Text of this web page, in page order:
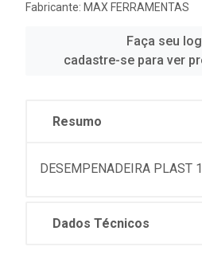
Fabricante: MAX FERRAMENTAS
Faça seu
cadastre-se para ver
Resumo
DESEMPENADEIRA PLAST
Dados Técnicos